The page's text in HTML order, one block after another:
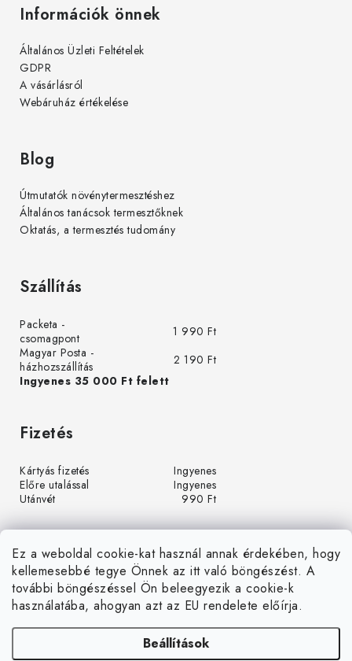
Ez a weboldal cookie-kat használ annak érdekében, hogy
kellemesebbé tegye Önnek az itt való böngészést. A
további böngészéssel Ön beleegyezik a cookie-k
használatába, ahogyan azt az EU rendelete előírja.
Beállítások
Információk önnek
Általános Üzleti Feltételek
GDPR
A vásárlásról
Webáruház értékelése
Blog
Útmutatók növénytermesztéshez
Általános tanácsok termesztőknek
Oktatás, a termesztés tudomány
Szállítás
Packeta -
csomagpont
1 990 Ft
Magyar Posta -
házhozszállítás
2 190 Ft
Ingyenes 35 000 Ft felett
Fizetés
Kártyás fizetés
Ingyenes
Előre utalással
Ingyenes
Utánvét
990 Ft